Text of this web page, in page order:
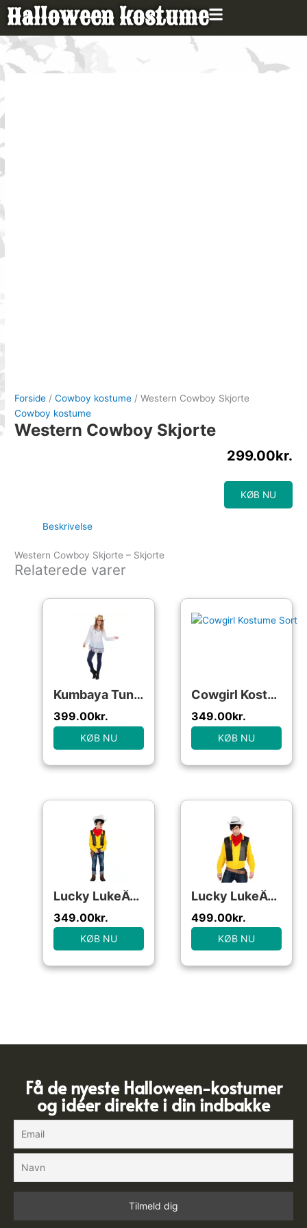
Gå
indholdet
Halloween kostume
Forside /Cowboy kostume / Western Cowboy Skjorte
Cowboy kostume
Western Cowboy Skjorte
299.00kr.
KØB NU
Beskrivelse
Western Cowboy Skjorte – Skjorte
Relaterede varer
Kumbaya Tunika Kostume
399.00kr.
KØB NU
Cowgirl Kostume Sort
349.00kr.
KØB NU
Lucky LukeÂ® Børnekostume
349.00kr.
KØB NU
Lucky LukeÂ® Kostume
499.00kr.
KØB NU
Få de nyeste Halloween-kostumer
og idéer direkte i din indbakke